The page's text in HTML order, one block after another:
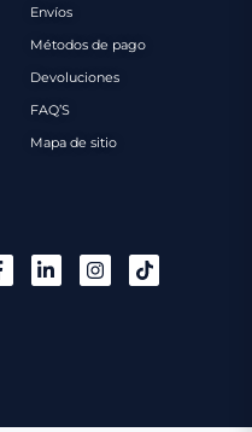
Envíos
Métodos de pago
Devoluciones
FAQ’S
Mapa de sitio